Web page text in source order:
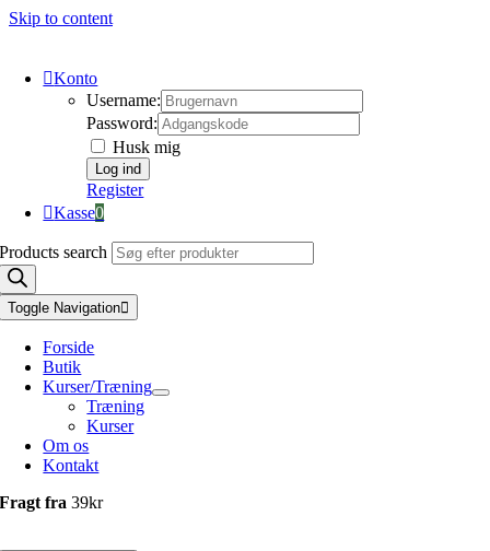
Skip to content
Konto
Username:
Password:
Husk mig
Register
Kasse0
Products search
Toggle Navigation
Forside
Butik
Kurser/Træning
Træning
Kurser
Om os
Kontakt
Fragt fra39kr